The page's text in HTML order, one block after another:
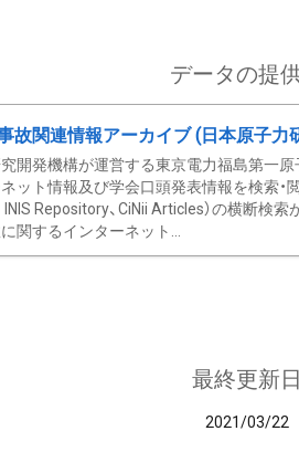
データの提
故関連情報アーカイブ (日本原子力
開発機構が運営する東京電力福島第一原
ット情報及び学会口頭発表情報を検索・
INIS Repository、CiNii Articles）の横断検
関するインターネット...
最終更新日
2021/03/22